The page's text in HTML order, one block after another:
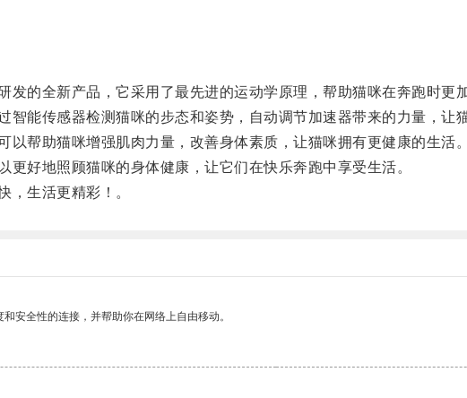
的全新产品，它采用了最先进的运动学原理，帮助猫咪在奔跑时更加
能传感器检测猫咪的步态和姿势，自动调节加速器带来的力量，让猫
帮助猫咪增强肌肉力量，改善身体素质，让猫咪拥有更健康的生活。
好地照顾猫咪的身体健康，让它们在快乐奔跑中享受生活。
生活更精彩！。
安全性的连接，并帮助你在网络上自由移动。